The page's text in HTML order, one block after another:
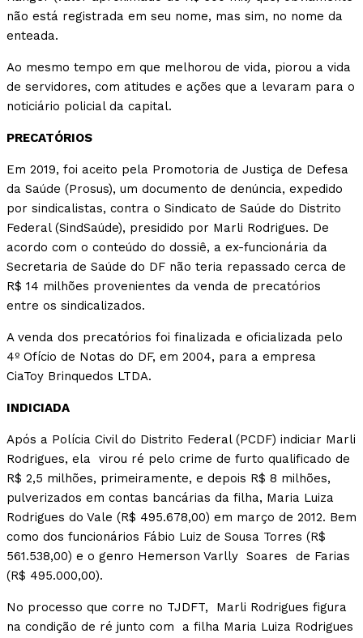
não está registrada em seu nome, mas sim, no nome da
enteada.
Ao mesmo tempo em que melhorou de vida, piorou a vida
de servidores, com atitudes e ações que a levaram para o
noticiário policial da capital.
PRECATÓRIOS
Em 2019, foi aceito pela Promotoria de Justiça de Defesa
da Saúde (Prosus), um documento de denúncia, expedido
por sindicalistas, contra o Sindicato de Saúde do Distrito
Federal (SindSaúde), presidido por Marli Rodrigues. De
acordo com o conteúdo do dossiê, a ex-funcionária da
Secretaria de Saúde do DF não teria repassado cerca de
R$ 14 milhões provenientes da venda de precatórios
entre os sindicalizados.
A venda dos precatórios foi finalizada e oficializada pelo
4º Ofício de Notas do DF, em 2004, para a empresa
CiaToy Brinquedos LTDA.
INDICIADA
Após a Polícia Civil do Distrito Federal (PCDF) indiciar Marli
Rodrigues, ela virou ré pelo crime de furto qualificado de
R$ 2,5 milhões, primeiramente, e depois R$ 8 milhões,
pulverizados em contas bancárias da filha, Maria Luiza
Rodrigues do Vale (R$ 495.678,00) em março de 2012. Bem
como dos funcionários Fábio Luiz de Sousa Torres (R$
561.538,00) e o genro Hemerson Varlly Soares
de Farias
(R$ 495.000,00).
No processo que corre no TJDFT, Marli Rodrigues figura
na condição de ré junto com a filha Maria Luiza Rodrigues